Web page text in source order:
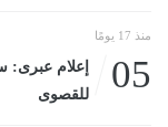
منذ 17 يومًا
05
إعلام عبرى:
للقصوى